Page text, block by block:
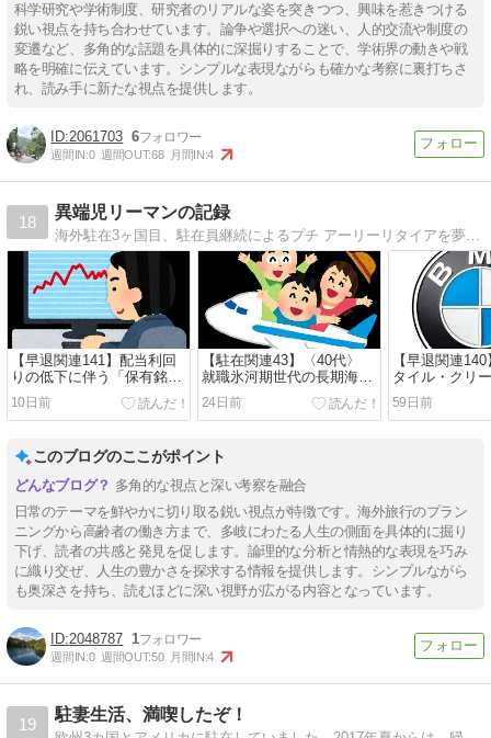
科学研究や学術制度、研究者のリアルな姿を突きつつ、興味を惹きつける
鋭い視点を持ち合わせています。論争や選択への迷い、人的交流や制度の
変遷など、多角的な話題を具体的に深掘りすることで、学術界の動きや戦
略を明確に伝えています。シンプルな表現ながらも確かな考察に裏打ちさ
れ、読み手に新たな視点を提供します。
2061703 6
週間IN:0 週間OUT:68 月間IN:4
18
異端児リーマンの記録
海外駐在3ヶ国目、駐在員継続によるプチ アーリーリタイアを夢見る40代中年奮闘記
【早退関連141】配当利回
りの低下に伴う「保有銘柄
入れ替え戦」
10日前
【駐在関連43】〈40代〉
就職氷河期世代の長期海外
駐在キャリア
24日前
【早退関連
タイル・クリ
59日前
このブログのここがポイント
多角的な視点と深い考察を融合
日常のテーマを鮮やかに切り取る鋭い視点が特徴です。海外旅行のプラン
ニングから高齢者の働き方まで、多岐にわたる人生の側面を具体的に掘り
下げ、読者の共感と発見を促します。論理的な分析と情熱的な表現を巧み
に織り交ぜ、人生の豊かさを探求する情報を提供します。シンプルながら
も奥深さを持ち、読むほどに深い視野が広がる内容となっています。
2048787 1
週間IN:0 週間OUT:50 月間IN:4
19
駐妻生活、満喫したぞ！